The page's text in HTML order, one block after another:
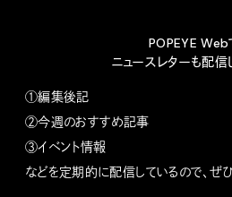
POPEYE Web
ニュースレターも配信
①編集後記
②今週のおすすめ記事
③イベント情報
などを定期的に配信しているので、ぜ